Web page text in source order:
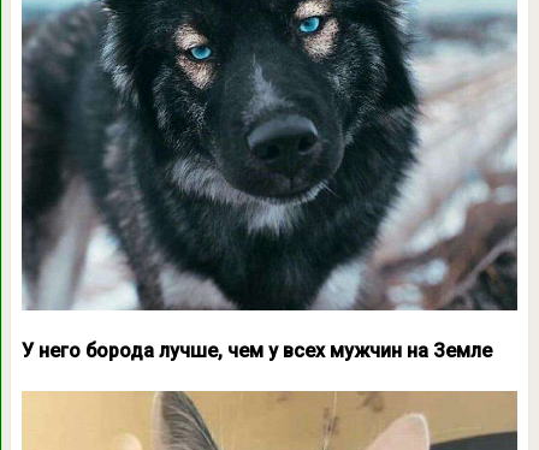
У него борода лучше, чем у всех мужчин на Земле